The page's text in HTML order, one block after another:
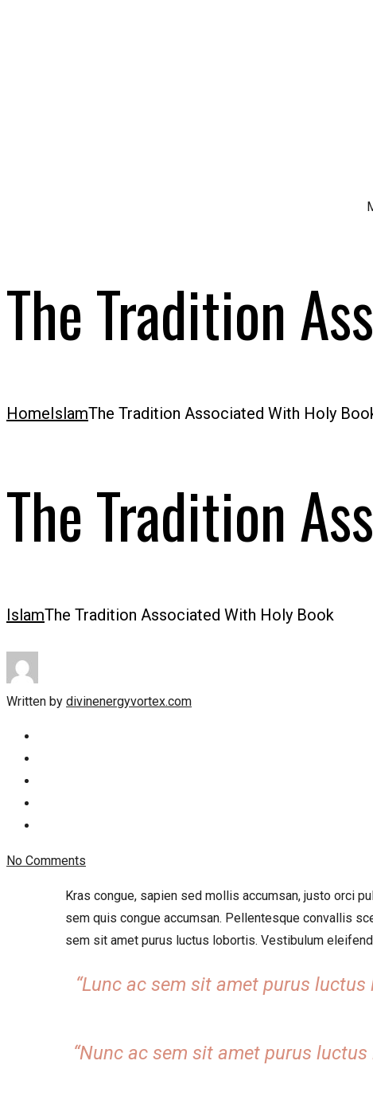
The Tradition
HomeIslamThe Tradition Associated With Holy
The Tradition
IslamThe Tradition Associated With Holy Book
Written by divinenergyvortex.com
No Comments
Kras congue, sapien sed mollis accumsan, justo orci
sem quis congue accumsan. Pellentesque convallis
sem sit amet purus luctus lobortis. Vestibulum
“Lunc ac sem sit amet purus
“Nunc ac sem sit amet purus